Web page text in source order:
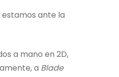
ante la
a mano en 2D,
a Blade